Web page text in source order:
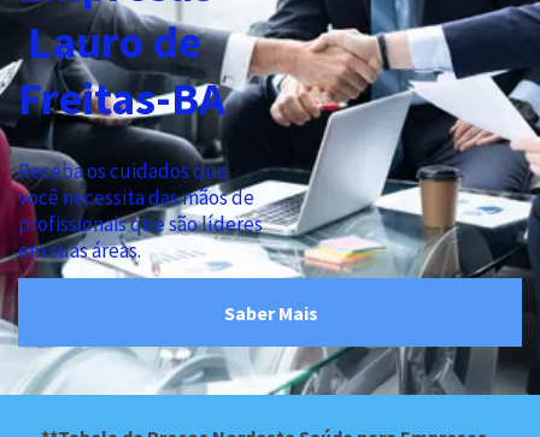
Lauro de
Freitas-BA
Receba os cuidados que
você necessita das mãos de
profissionaisque são líderes
em suas áreas.
Saber Mais